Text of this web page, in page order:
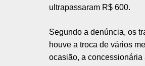
ultrapassaram R$ 600.
Segundo a denúncia, os
houve a troca de vários
ocasião, a